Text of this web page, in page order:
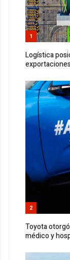
1
Logística
2
Toyota
médico y